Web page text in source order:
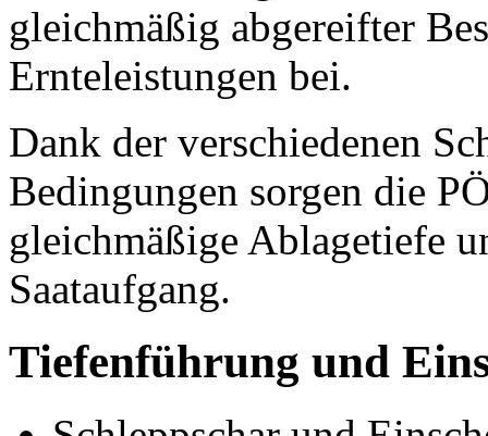
gleichmäßig abgereifter
Ernteleistungen bei.
Dank der verschiedenen
Bedingungen sorgen die
gleichmäßige Ablagetiefe
Saataufgang.
Tiefenführung und